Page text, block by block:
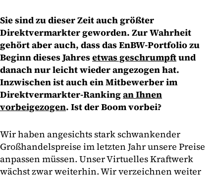
Sie sind zu dieser Zeit auch größter
Direktvermarkter geworden. Zur Wahrheit
gehört aber auch, dass das EnBW-Portfolio zu
Beginn dieses Jahresetwas geschrumpftund
danach nur leicht wieder angezogen hat.
Inzwischen ist auch ein Mitbewerber im
Direktvermarkter-Rankingan Ihnen
vorbeigezogen. Ist der Boom vorbei?
Wir haben angesichts stark schwankender
Großhandelspreise im letzten Jahr unsere Preise
anpassen müssen. Unser Virtuelles Kraftwerk
wächst zwar weiterhin. Wir verzeichnen weiter